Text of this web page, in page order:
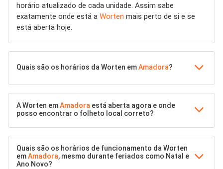
horário atualizado de cada unidade. Assim sabe
exatamente onde está a Worten mais perto de si e se
está aberta hoje.
Quais são os horários da Worten emAmadora?
A Worten emAmadora está aberta agora e onde
posso encontrar o folheto local correto?
Quais são os horários de funcionamento da Worten
emAmadora, mesmo durante feriados como Natal e
Ano Novo?